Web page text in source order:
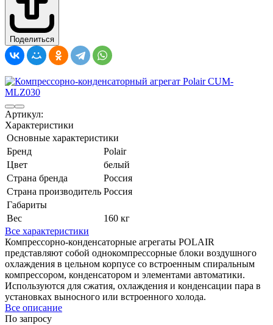
Поделиться
Артикул:
Характеристики
Основные характеристики
Бренд
Polair
Цвет
белый
Страна бренда
Россия
Страна производитель Россия
Габариты
Вес
160 кг
Все характеристики
Компрессорно-конденсаторные агрегаты POLAIR
представляют собой однокомпрессорные блоки воздушного
охлаждения в цельном корпусе со встроенным спиральным
компрессором, конденсатором и элементами автоматики.
Используются для сжатия, охлаждения и конденсации пара в
установках выносного или встроенного холода.
Все описание
По запросу